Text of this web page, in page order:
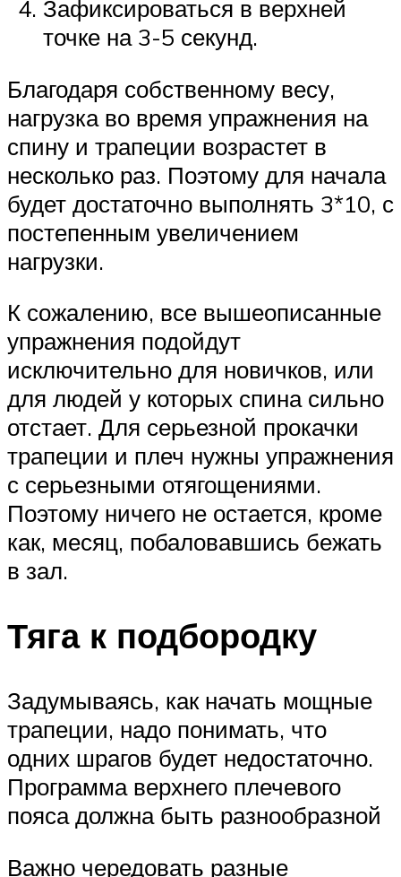
Зафиксироваться в верхней
точке на 3-5 секунд.
Благодаря собственному весу,
нагрузка во время упражнения на
спину и трапеции возрастет в
несколько раз. Поэтому для начала
будет достаточно выполнять 3*10, с
постепенным увеличением
нагрузки.
К сожалению, все вышеописанные
упражнения подойдут
исключительно для новичков, или
для людей у которых спина сильно
отстает. Для серьезной прокачки
трапеции и плеч нужны упражнения
с серьезными отягощениями.
Поэтому ничего не остается, кроме
как, месяц, побаловавшись бежать
в зал.
Тяга к подбородку
Задумываясь, как начать мощные
трапеции, надо понимать, что
одних шрагов будет недостаточно.
Программа верхнего плечевого
пояса должна быть разнообразной
Важно чередовать разные